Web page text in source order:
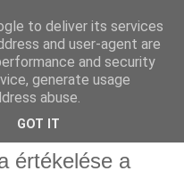
értékelése a
to deliver its services
and user-agent are
and security
generate usage
abuse.
GOT IT